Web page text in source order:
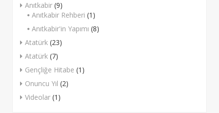
Anıtkabir (9)
Anıtkabir Rehberi (1)
Anıtkabir'in Yapımı (8)
Atatürk (23)
Atatürk (7)
Gençliğe Hitabe (1)
Onuncu Yıl (2)
Videolar (1)